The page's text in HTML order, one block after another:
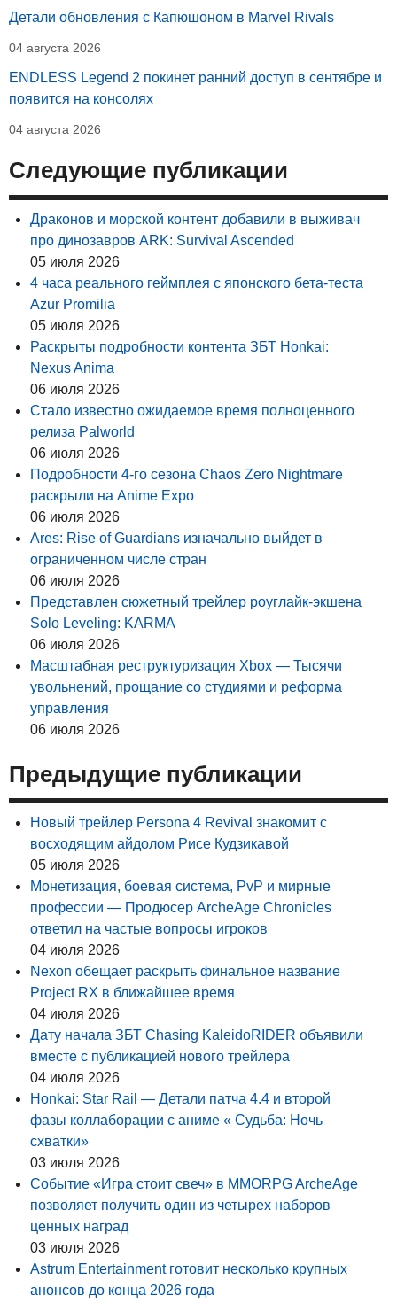
Детали обновления с Капюшоном в Marvel Rivals
04 августа 2026
ENDLESS Legend 2 покинет ранний доступ в сентябре и
появится на консолях
04 августа 2026
Следующие публикации
Драконов и морской контент добавили в выживач
про динозавров ARK: Survival Ascended
05 июля 2026
4 часа реального геймплея с японского бета-теста
Azur Promilia
05 июля 2026
Раскрыты подробности контента ЗБТ Honkai:
Nexus Anima
06 июля 2026
Стало известно ожидаемое время полноценного
релиза Palworld
06 июля 2026
Подробности 4-го сезона Chaos Zero Nightmare
раскрыли на Anime Expo
06 июля 2026
Ares: Rise of Guardians изначально выйдет в
ограниченном числе стран
06 июля 2026
Представлен сюжетный трейлер роуглайк-экшена
Solo Leveling: KARMA
06 июля 2026
Масштабная реструктуризация Xbox — Тысячи
увольнений, прощание со студиями и реформа
управления
06 июля 2026
Предыдущие публикации
Новый трейлер Persona 4 Revival знакомит с
восходящим айдолом Рисе Кудзикавой
05 июля 2026
Монетизация, боевая система, PvP и мирные
профессии — Продюсер ArcheAge Chronicles
ответил на частые вопросы игроков
04 июля 2026
Nexon обещает раскрыть финальное название
Project RX в ближайшее время
04 июля 2026
Дату начала ЗБТ Chasing KaleidoRIDER объявили
вместе с публикацией нового трейлера
04 июля 2026
Honkai: Star Rail — Детали патча 4.4 и второй
фазы коллаборации с аниме « Судьба: Ночь
схватки»
03 июля 2026
Событие «Игра стоит свеч» в MMORPG ArcheAge
позволяет получить один из четырех наборов
ценных наград
03 июля 2026
Astrum Entertainment готовит несколько крупных
анонсов до конца 2026 года